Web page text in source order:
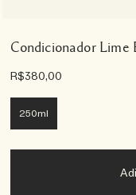
Condicionador Lime
R$380,00
250ml